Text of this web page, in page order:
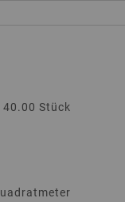
Stück